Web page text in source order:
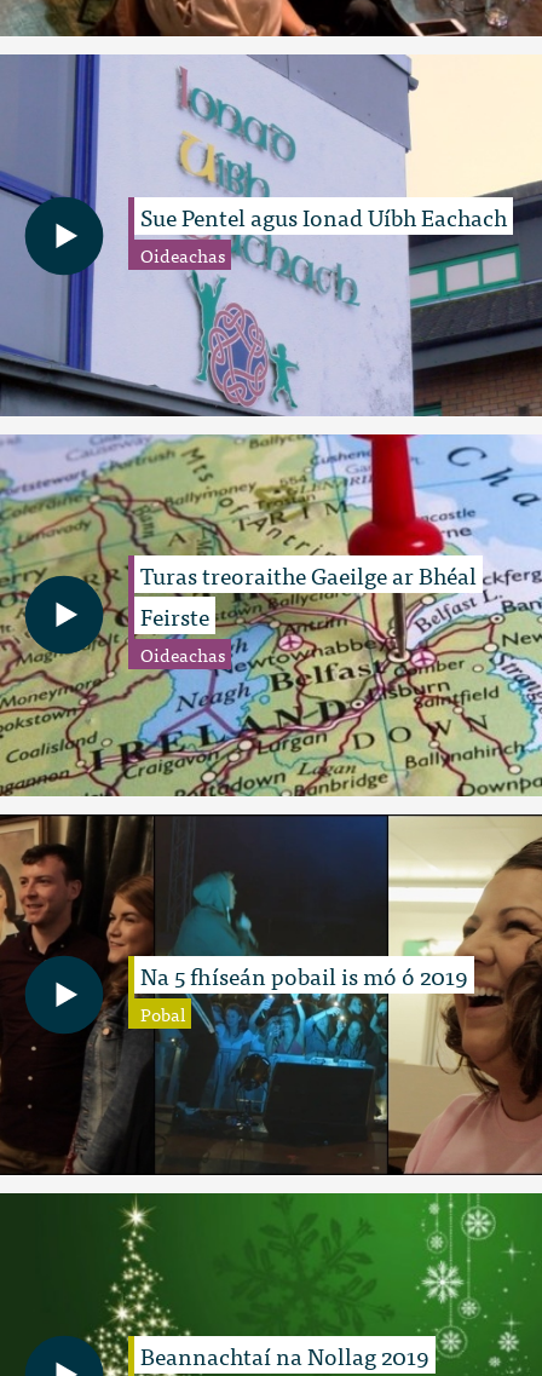
Sue Pentel agus Ionad Uíbh Eachach
Oideachas
Turas treoraithe Gaeilge ar Bhéal
Feirste
Oideachas
Na 5 fhíseán pobail is mó ó 2019
Pobal
Beannachtaí na Nollag 2019